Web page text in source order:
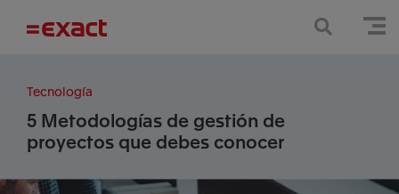
Tecnología
5 Metodologías de gestión de
proyectos que debes conocer